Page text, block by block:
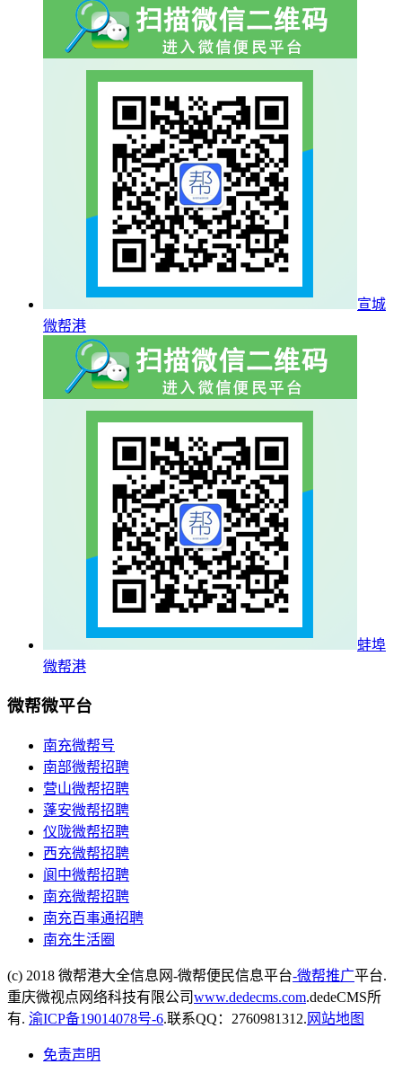
宣城
微帮港
蚌埠
微帮港
微帮微平台
南充微帮号
南部微帮招聘
营山微帮招聘
蓬安微帮招聘
仪陇微帮招聘
西充微帮招聘
阆中微帮招聘
南充微帮招聘
南充百事通招聘
南充生活圈
(c) 2018 微帮港大全信息网-微帮便民信息平台-微帮推广平台.
重庆微视点网络科技有限公司www.dedecms.com.dedeCMS所
有. 渝ICP备19014078号-6.联系QQ：2760981312. 网站地图
免责声明